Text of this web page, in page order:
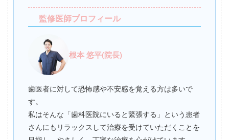
監修医師プロフィール
根本 悠平(院長)
歯医者に対して恐怖感や不安感を覚える方は多いで
す。
私はそんな「歯科医院にいると緊張する」という患者
さんにもリラックスして治療を受けていただくことを